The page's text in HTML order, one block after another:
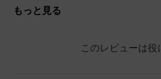
もっと見る
このレビューは役